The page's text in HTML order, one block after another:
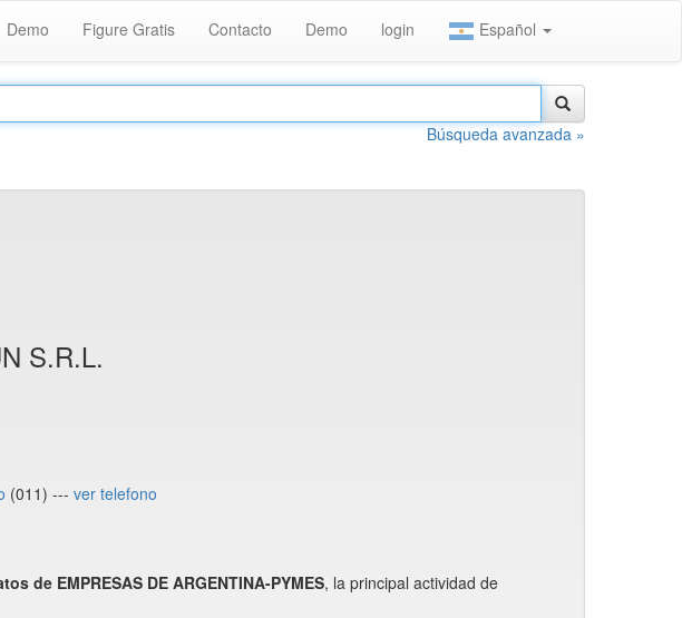
Demo Figure Gratis Contacto Demo login Español
Búsqueda avanzada »
S.R.L.
(011) --- ver telefono
de EMPRESAS DE ARGENTINA-PYMES, la principal actividad de